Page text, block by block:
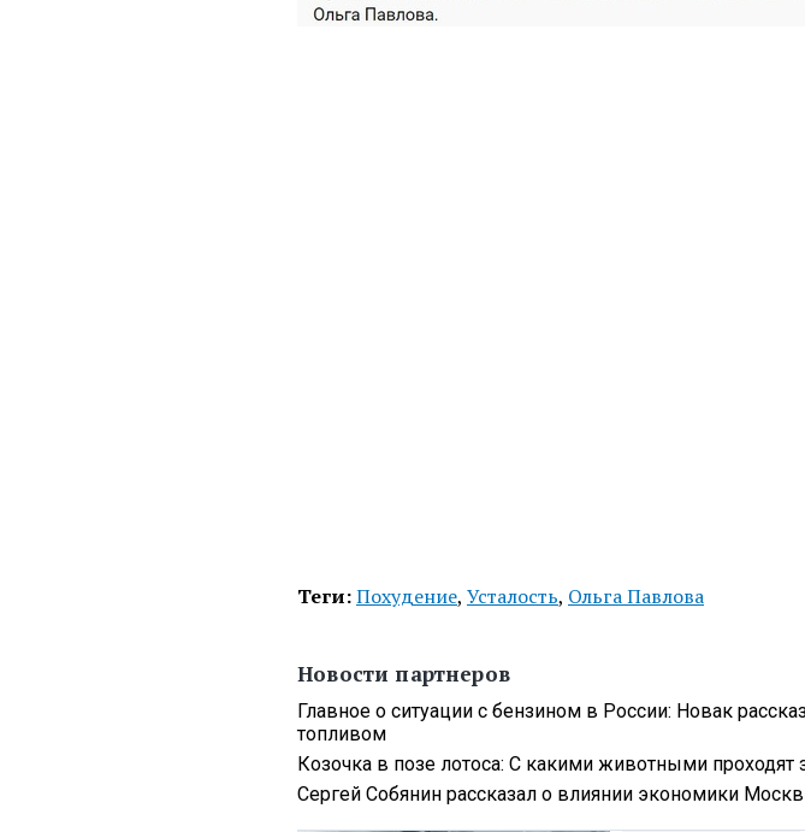
Теги:Похудение, Усталость, Ольга Павлова
Новости партнеров
Главное о ситуации с бензином в России: Новак
топливом
Козочка в позе лотоса: С какими животными проходят
Сергей Собянин рассказал о влиянии экономики